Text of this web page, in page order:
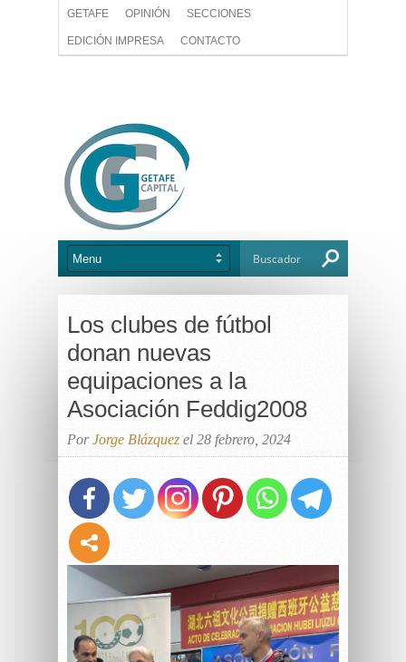
GETAFE OPINIÓN SECCIONES
EDICIÓN IMPRESA CONTACTO
Los clubes de fútbol
donan nuevas
equipaciones a la
Asociación Feddig2008
PorJorge Blázquez el 28 febrero, 2024